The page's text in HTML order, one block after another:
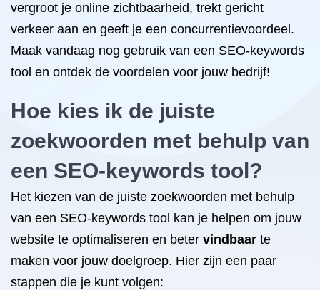
vergroot je online zichtbaarheid, trekt gericht
verkeer aan en geeft je een concurrentievoordeel.
Maak vandaag nog gebruik van een SEO-keywords
tool en ontdek de voordelen voor jouw bedrijf!
Hoe kies ik de juiste
zoekwoorden met behulp van
een SEO-keywords tool?
Het kiezen van de juiste zoekwoorden met behulp
van een SEO-keywords tool kan je helpen om jouw
website te optimaliseren en beter vindbaar te
maken voor jouw doelgroep. Hier zijn een paar
stappen die je kunt volgen: